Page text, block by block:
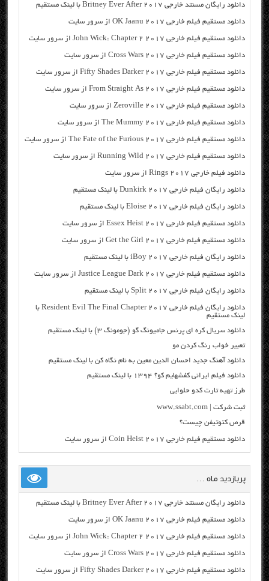
دانلود رایگان مسنتد خارجی Britney Ever After 2017 با لینک مستقیم
دانلود مستقیم فیلم خارجی OK Jaanu 2017 از سرور سایت
دانلود مستقیم فیلم خارجی John Wick: Chapter 2 2017 از سرور سایت
دانلود مستقیم فیلم خارجی Cross Wars 2017 از سرور سایت
دانلود مستقیم فیلم خارجی Fifty Shades Darker 2017 از سرور سایت
دانلود مستقیم فیلم خارجی From Straight As 2017 از سرور سایت
دانلود مستقیم فیلم خارجی Zeroville 2017 از سرور سایت
دانلود مستقیم فیلم خارجی The Mummy 2017 از سرور سایت
دانلود مستقیم فیلم خارجی The Fate of the Furious 2017 از سرور سایت
دانلود مستقیم فیلم خارجی Running Wild 2017 از سرور سایت
دانلود فیلم خارجی Rings 2017 از سرور سایت
دانلود رایگان فیلم خارجی Dunkirk 2017 با لینک مستقیم
دانلود رایگان فیلم خارجی Eloise 2017 با لینک مستقیم
دانلود مستقیم فیلم خارجی Essex Heist 2017 از سرور سایت
دانلود مستقیم فیلم خارجی Get the Girl 2017 از سرور سایت
دانلود رایگان فیلم خارجی iBoy 2017 با لینک مستقیم
دانلود مستقیم فیلم خارجی Justice League Dark 2017 از سرور سایت
دانلود رایگان فیلم خارجی Split 2017 با لینک مستقیم
دانلود رایگان فیلم خارجی Resident Evil The Final Chapter 2017 با
لینک مستقیم
دانلود سریال کره ای پرنس جامیونگ گو (جومونگ ۳) با لینک مستقیم
تعبیر خواب رنگ کردن مو
دانلود آهنگ جدید احسان الدین معین به نام نگاه کن با لینک مستقیم
دانلود فیلم ایرانی کفشهایم کو؟ ۱۳۹۴ با لینک مستقیم
طرز تهیه تارت کدو حلوایی
ثبت شرکت | www.ssabt.com
قرص کتوتیفن چیست؟
دانلود مستقیم فیلم خارجی Coin Heist 2017 از سرور سایت
پربازدید ماه …
دانلود رایگان مسنتد خارجی Britney Ever After 2017 با لینک مستقیم
دانلود مستقیم فیلم خارجی OK Jaanu 2017 از سرور سایت
دانلود مستقیم فیلم خارجی John Wick: Chapter 2 2017 از سرور سایت
دانلود مستقیم فیلم خارجی Cross Wars 2017 از سرور سایت
دانلود مستقیم فیلم خارجی Fifty Shades Darker 2017 از سرور سایت